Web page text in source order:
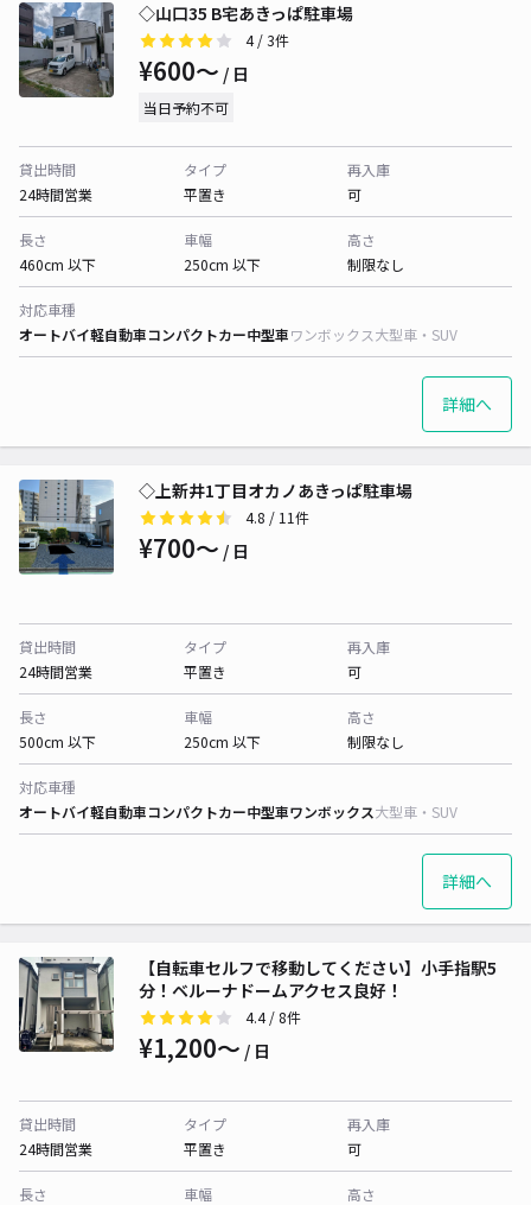
◇山口35 B宅あきっぱ駐車場
4/ 3件
¥600〜 / 日
当日予約不可
貸出時間
24時間営業
タイプ
平置き
再入庫
可
長さ
460cm 以下
車幅
250cm 以下
高さ
制限なし
対応車種
オートバイ軽自動車コンパクトカー中型車ワンボックス大型車・SUV
詳細へ
◇上新井1丁目オカノあきっぱ駐車場
4.8 / 11件
¥700〜 / 日
貸出時間
24時間営業
タイプ
平置き
再入庫
可
長さ
500cm 以下
車幅
250cm 以下
高さ
制限なし
対応車種
オートバイ軽自動車コンパクトカー中型車ワンボックス大型車・SUV
詳細へ
【自転車セルフで移動してください】小手指駅5
分！ベルーナドームアクセス良好！
4.4/ 8件
¥1,200〜 / 日
貸出時間
24時間営業
タイプ
平置き
再入庫
可
長さ
車幅
高さ